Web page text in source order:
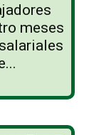
meses